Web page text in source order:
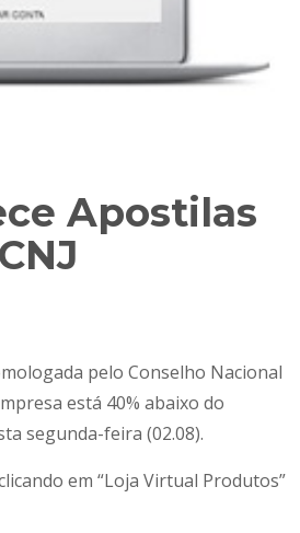
Apostilas
pelo Conselho Nacional
está 40% abaixo do
segunda-feira (02.08).
em “Loja Virtual Produtos”